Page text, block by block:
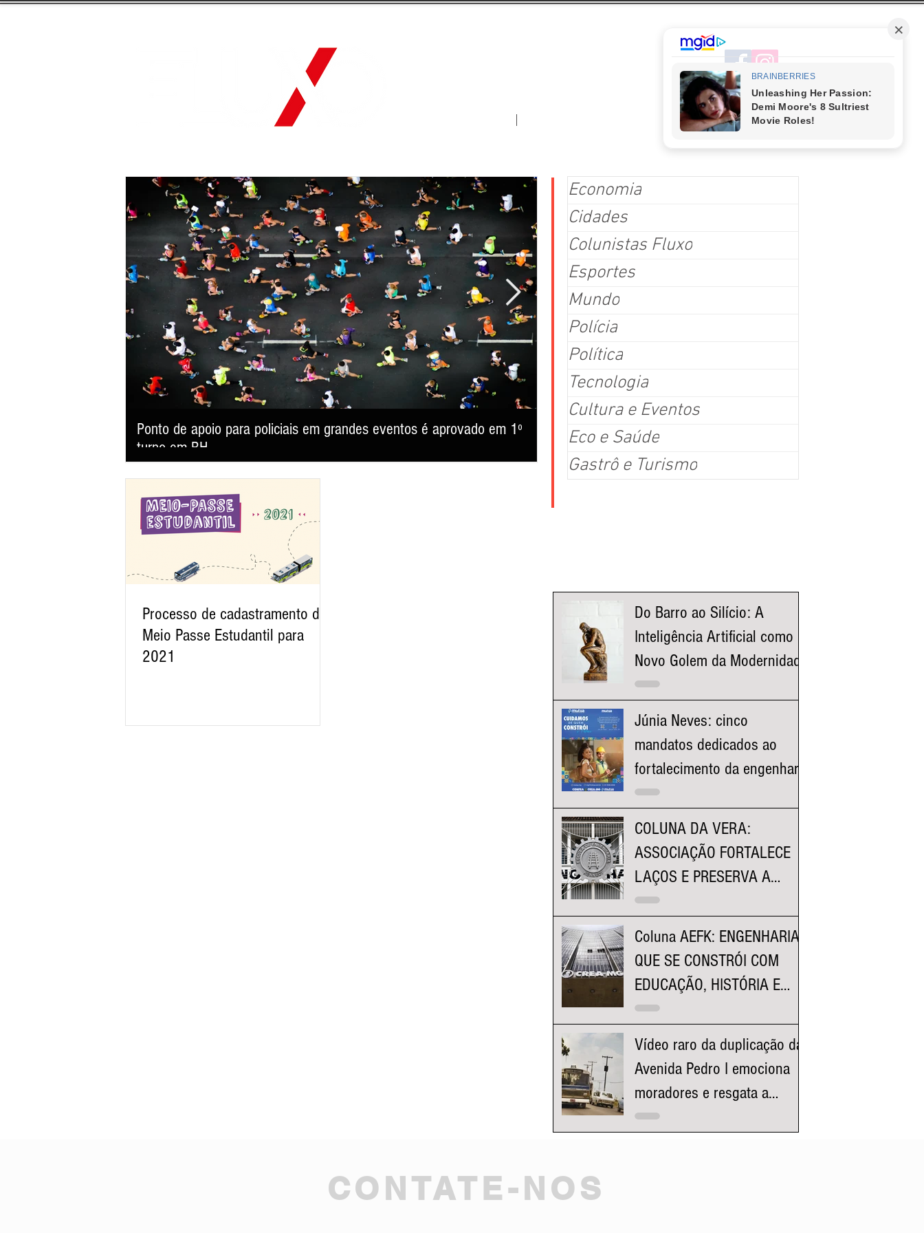
Processo de cadastramento do
Meio Passe Estudantil para
2021
Economia
Cidades
Colunistas Fluxo
Esportes
Mundo
Polícia
Política
Tecnologia
Cultura e Eventos
Eco e Saúde
Gastrô e Turismo
Do Barro ao Silício: A
Inteligência Artificial como o
Novo Golem da Modernidade
Júnia Neves: cinco
mandatos dedicados ao
fortalecimento da engenharia
e à valorização dos
COLUNA DA VERA:
ASSOCIAÇÃO FORTALECE
LAÇOS E PRESERVA A
HISTÓRIA DA FACULDADE
Coluna AEFK: ENGENHARIA
QUE SE CONSTRÓI COM
EDUCAÇÃO, HISTÓRIA E
REPRESENTATIVIDADE
Vídeo raro da duplicação da
Avenida Pedro I emociona
moradores e resgata a
história da região da
Ponto de apoio para policiais em grandes eventos é aprovado em 1º
turno em BH
terça-feira (4/8), o Projeto de Lei (PL) 668/2026, que torna obrigatória a disponibilização de banheiros
exclusivos, ponto de hidratação e espaço de apoio para alimentação de servidores da segurança pública em
eventos com público estimado igual ou superior a 5 mil pessoas. Sargento Jalyson (PL) disse que a medida
busca garantir mais dignidade aos trabalhadores em eventos como
Cerca de 40 mil pessoas: Arraial de Belô confirma força da
consolida-se como o maior festejo junino fora do Nordeste
Mais de 37 mil pessoas lotaram o Mineirinho no último fim de semana da 47ª edição da festa, que
cultura popular, música, gastronomia e o tradicional Concurso Municipal de Quadrilhas Belo
Arraial de Belô encerrou sua programação com recorde de público e consolidou o evento como o
CONTATE-NOS